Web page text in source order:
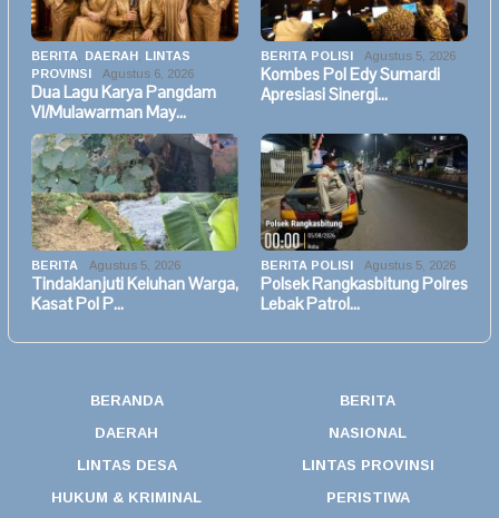
BERITA DAERAH
LINTAS
PROVINSI
Agustus 6, 2026
Dua Lagu Karya Pangdam
VI/Mulawarman May…
BERITA POLISI Agustus 5, 2026
Kombes Pol Edy Sumardi
Apresiasi Sinergi…
BERITA Agustus 5, 2026
Tindaklanjuti Keluhan Warga,
Kasat Pol P…
BERITA POLISI Agustus 5, 2026
Polsek Rangkasbitung Polres
Lebak Patrol…
BERANDA
BERITA
DAERAH
NASIONAL
LINTAS DESA
LINTAS PROVINSI
HUKUM & KRIMINAL
PERISTIWA